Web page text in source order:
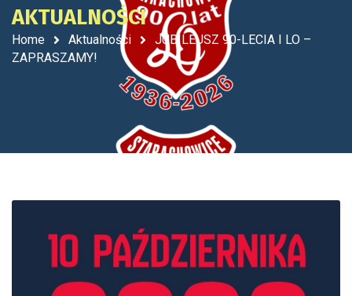
AKTUALNOŚCI
Home Aktualności
JUBILEUSZ 90-LECIA I LO –
ZAPRASZAMY!